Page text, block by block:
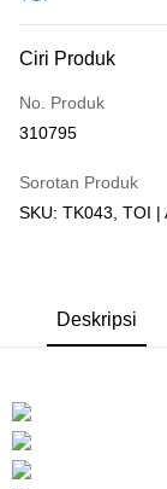
Hanya menyokong
Boost
GrabPay
Kedai pickup
Ciri Produk
No. Produk
310795
Sorotan Produk
SKU: TK043, TOI |
Deskripsi